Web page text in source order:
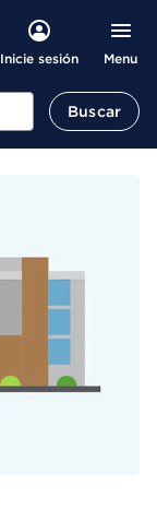
Inicie sesión Menu
Buscar